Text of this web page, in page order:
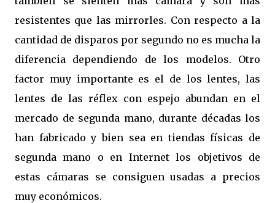
resistentes que las mirrorles. Con respecto a la
cantidad de disparos por segundo no es mucha la
diferencia dependiendo de los modelos. Otro
factor muy importante es el de los lentes, las
lentes de las réflex con espejo abundan en el
mercado de segunda mano, durante décadas los
han fabricado y bien sea en tiendas físicas de
segunda mano o en Internet los objetivos de
estas cámaras se consiguen usadas a precios
muy económicos.